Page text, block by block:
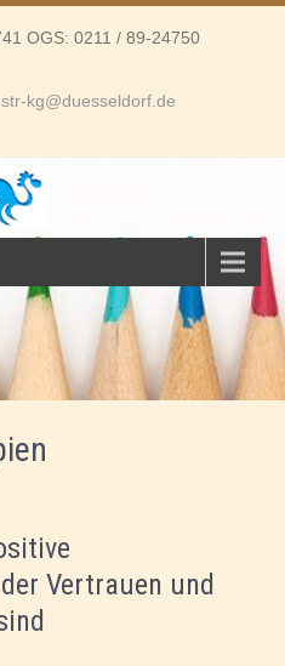
OGS: 0211 / 89-24750
kg@duesseldorf.de
Vertrauen und